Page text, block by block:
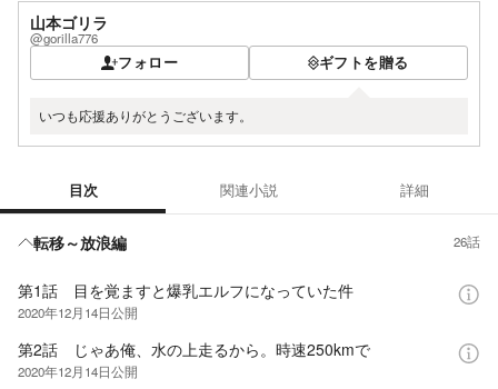
山本ゴリラ
@gorilla776
フォロー ギフトを贈る
いつも応援ありがとうございます。
目次 関連小説 詳細
転移～放浪編 26話
第1話 目を覚ますと爆乳エルフになっていた件
2020年12月14日公開
第2話 じゃあ俺、水の上走るから。時速250kmで
2020年12月14日公開